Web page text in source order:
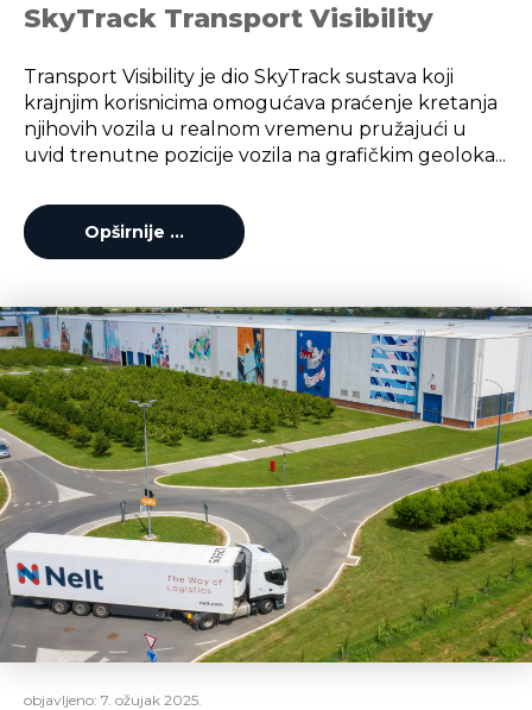
SkyTrack Transport Visibility
Transport Visibility je dio SkyTrack sustava koji
krajnjim korisnicima omogućava praćenje kretanja
njihovih vozila u realnom vremenu pružajući u
uvid trenutne pozicije vozila na grafičkim geoloka...
Opširnije …
objavljeno: 7. ožujak 2025.